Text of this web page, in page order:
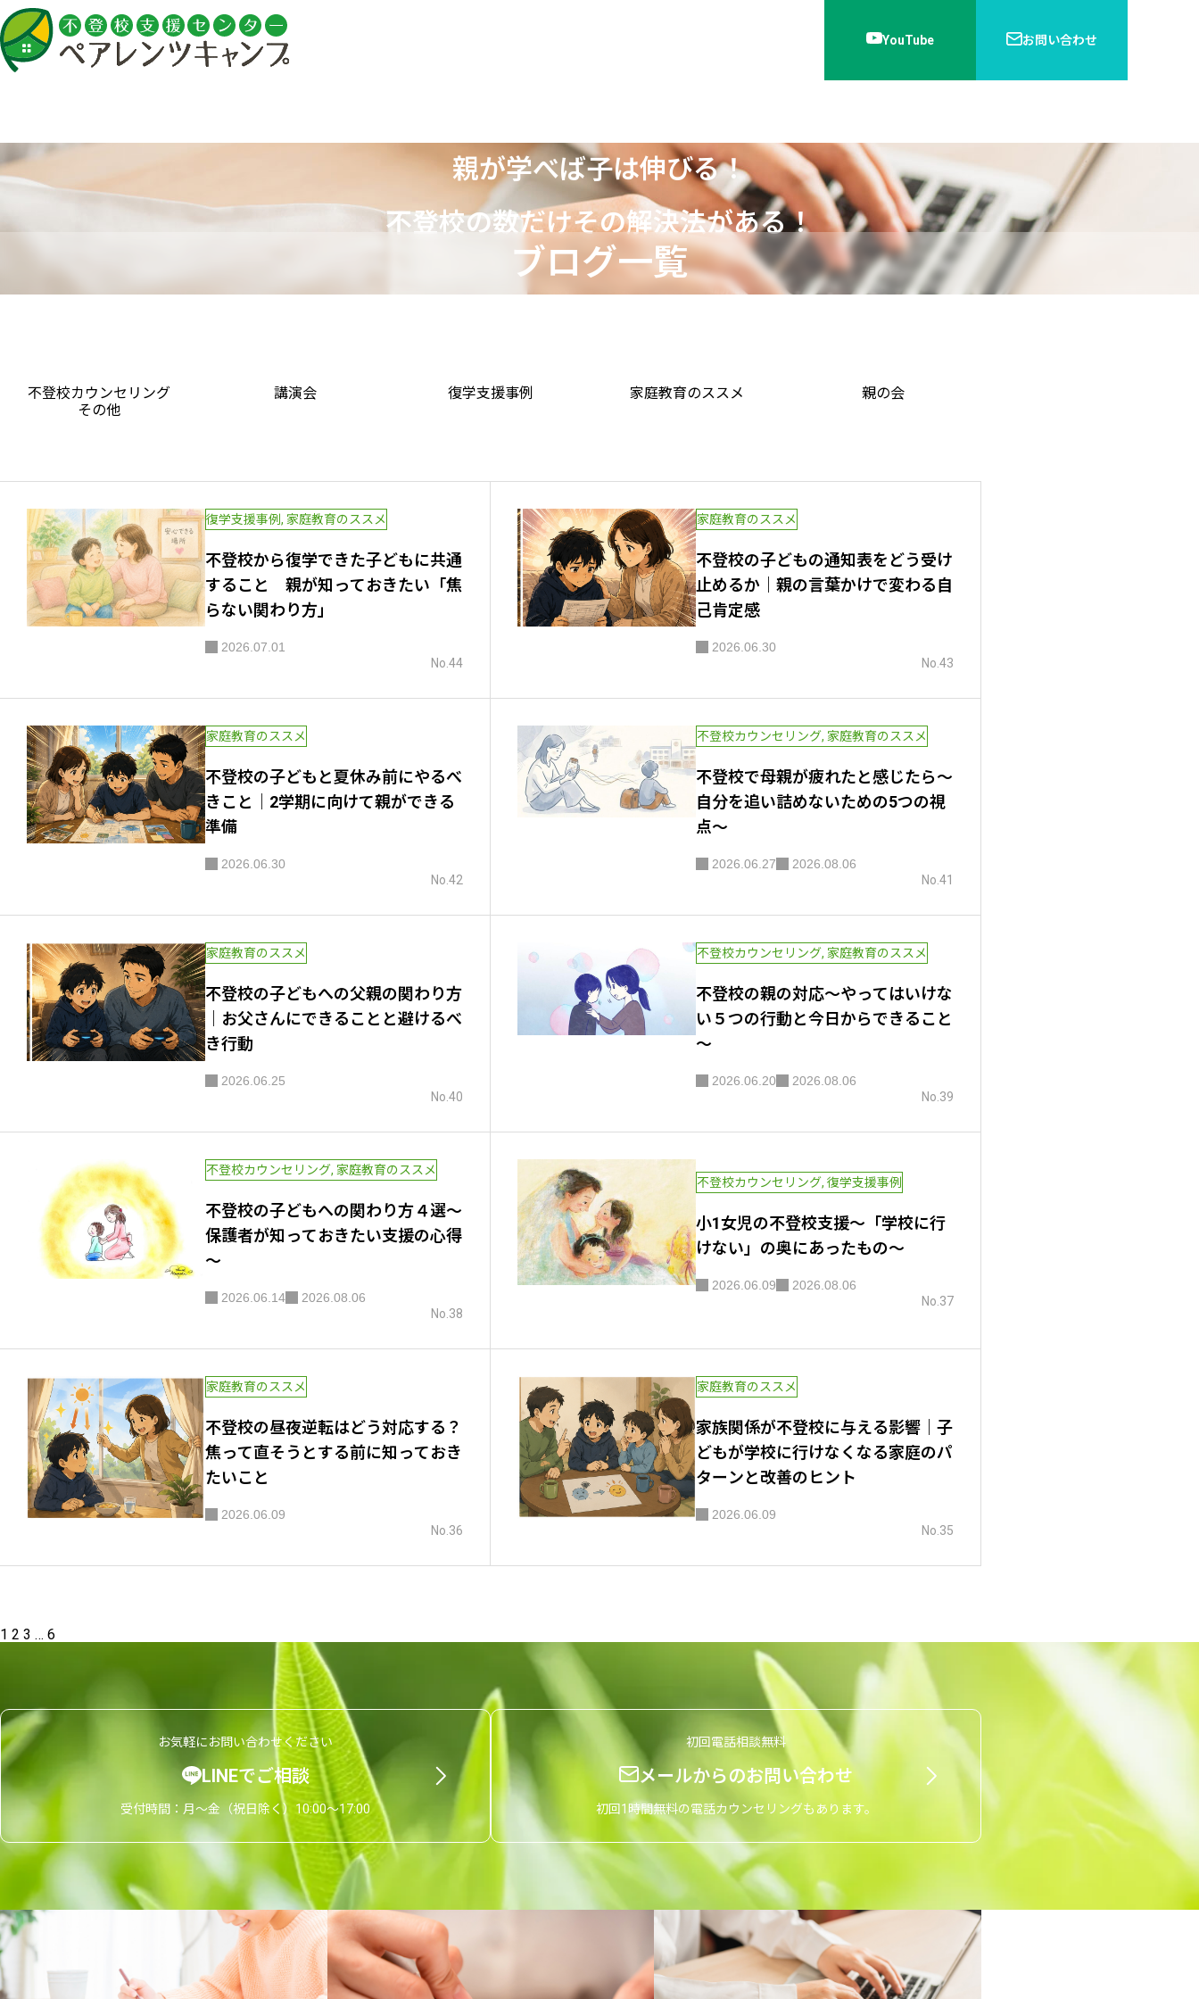
YouTube お問い合わせ
の理由と親ができる対応【前編】
らず見守るためのポイント【前編】
親が学べば子は伸びる！
不登校の数だけその解決法がある！
ブログ一覧
不登校カウンセリング 講演会 復学支援事例 家庭教育のススメ
親の会
その他
復学支援事例, 家庭教育のススメ
不登校から復学できた子どもに共通
すること 親が知っておきたい「焦
らない関わり方」
2026.07.01
No.44
家庭教育のススメ
不登校の子どもの通知表をどう受け
止めるか｜親の言葉かけで変わる自
己肯定感
2026.06.30
No.43
家庭教育のススメ
不登校の子どもと夏休み前にやるべ
きこと｜2学期に向けて親ができる
準備
2026.06.30
No.42
不登校カウンセリング, 家庭教育のススメ
不登校で母親が疲れたと感じたら～
自分を追い詰めないための5つの視
点～
2026.06.27
2026.08.06
No.41
家庭教育のススメ
不登校の子どもへの父親の関わり方
｜お父さんにできることと避けるべ
き行動
2026.06.25
No.40
不登校カウンセリング, 家庭教育のススメ
不登校の親の対応～やってはいけな
い５つの行動と今日からできること
～
2026.06.20
2026.08.06
No.39
不登校カウンセリング, 家庭教育のススメ
不登校の子どもへの関わり方４選～
保護者が知っておきたい支援の心得
～
2026.06.14
2026.08.06
No.38
不登校カウンセリング, 復学支援事例
小1女児の不登校支援～「学校に行
けない」の奥にあったもの～
2026.06.09
2026.08.06
No.37
家庭教育のススメ
不登校の昼夜逆転はどう対応する？
焦って直そうとする前に知っておき
たいこと
2026.06.09
No.36
家庭教育のススメ
家族関係が不登校に与える影響｜子
どもが学校に行けなくなる家庭のパ
ターンと改善のヒント
2026.06.09
No.35
投
稿
ジ
送
り
1 2 3 … 6
お気軽にお問い合わせください
LINEでご相談
受付時間：月〜金（祝日除く）10:00〜17:00
初回電話相談無料
メールからのお問い合わせ
初回1時間無料の電話カウンセリングもあります。